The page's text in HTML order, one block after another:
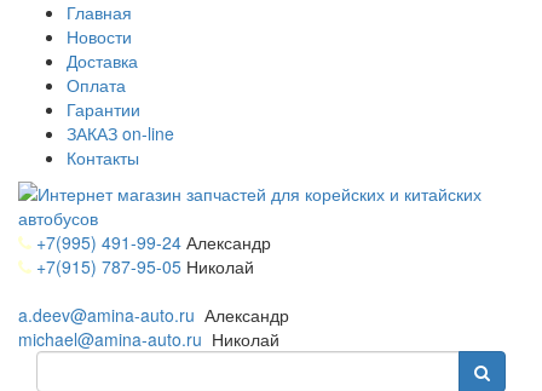
Главная
Новости
Доставка
Оплата
Гарантии
ЗАКАЗ on-line
Контакты
+7(995) 491-99-24 Александр
+7(915) 787-95-05 Николай
a.deev@amina-auto.ru Александр
michael@amina-auto.ru Николай